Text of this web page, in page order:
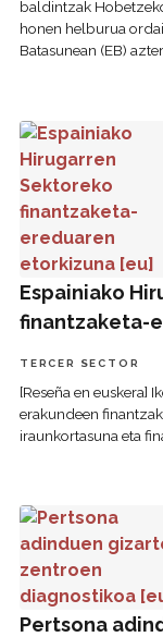
baldintzak
honen helburua
Batasunean (EB)
Espainiako
finantzaketa-
TERCER SECTOR
[Reseña en euskera]
erakundeen
iraunkortasuna eta
Espainiako
Pertsona
Pertsona